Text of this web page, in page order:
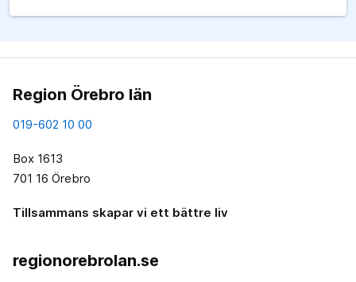
Region Örebro län
019-602 10 00
Box 1613
701 16 Örebro
Tillsammans skapar vi ett bättre liv
regionorebrolan.se